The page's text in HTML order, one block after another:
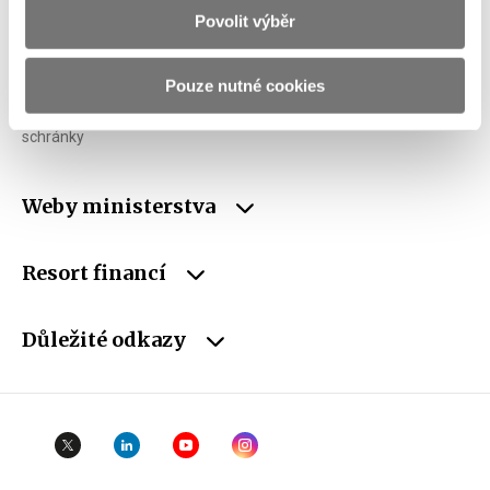
Povolit výběr
Pouze nutné cookies
ID Datové
schránky
xzeaauv
Weby ministerstva
Resort financí
Důležité odkazy